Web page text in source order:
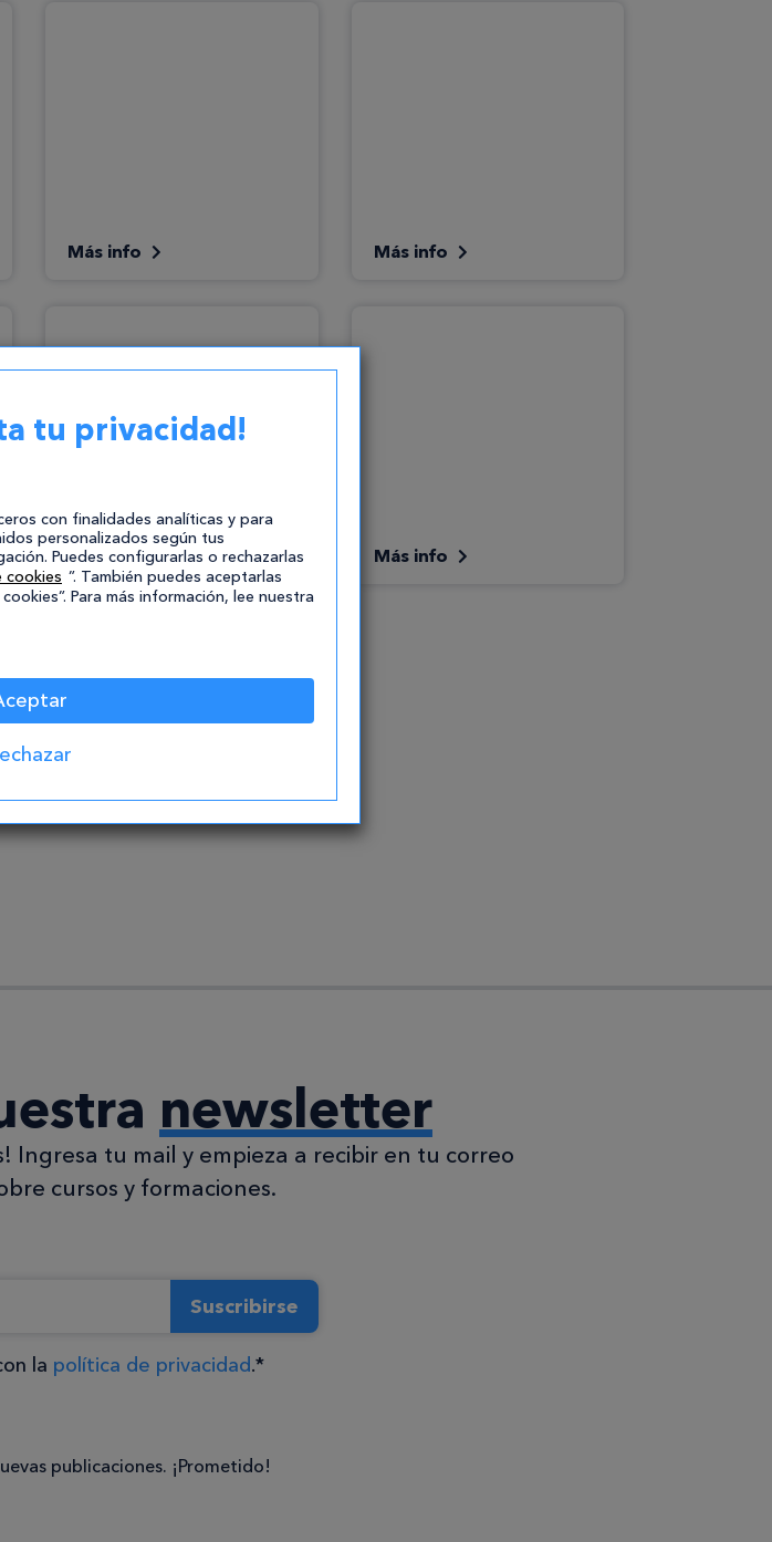
Más info Más info
Más info Más info
newsletter
tu mail y empieza a recibir en tu correo
cursos y formaciones.
Suscribirse
la política de privacidad.*
publicaciones. ¡Prometido!
tu privacidad!
con finalidades analíticas y para
personalizados según tus
Puedes configurarlas o rechazarlas
cookies ”. También puedes aceptarlas
Para más información, lee nuestra